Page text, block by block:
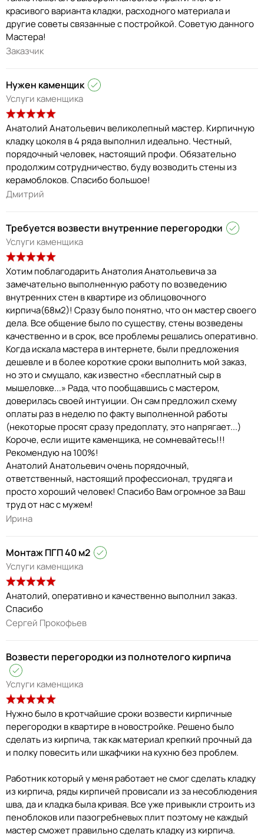
красивого варианта кладки, расходного материала и
другие советы связанные с постройкой. Советую данного
Мастера!
Заказчик
Нужен каменщик
Услуги каменщика
Анатолий Анатольевич великолепный мастер. Кирпичную
кладку цоколя в 4 ряда выполнил идеально. Честный,
порядочный человек, настоящий профи. Обязательно
продолжим сотрудничество, буду возводить стены из
керамоблоков. Спасибо большое!
Дмитрий
Требуется возвести внутренние перегородки
Услуги каменщика
Хотим поблагодарить Анатолия Анатольевича за
замечательно выполненную работу по возведению
внутренних стен в квартире из облицовочного
кирпича(68м2)! Сразу было понятно, что он мастер своего
дела. Все общение было по существу, стены возведены
качественно и в срок, все проблемы решались оперативно.
Когда искала мастера в интернете, были предложения
дешевле и в более короткие сроки выполнить мой заказ,
но это и смущало, как известно «бесплатный сыр в
мышеловке...» Рада, что пообщавшись с мастером,
доверилась своей интуиции. Он сам предложил схему
оплаты раз в неделю по факту выполненной работы
(некоторые просят сразу предоплату, это напрягает...)
Короче, если ищите каменщика, не сомневайтесь!!!
Рекомендую на 100%!
Анатолий Анатольевич очень порядочный,
ответственный, настоящий профессионал, трудяга и
просто хороший человек! Спасибо Вам огромное за Ваш
труд от нас с мужем!
Ирина
Монтаж ПГП 40 м2
Услуги каменщика
Анатолий, оперативно и качественно выполнил заказ.
Спасибо
Сергей Прокофьев
Возвести перегородки из полнотелого кирпича
Услуги каменщика
Нужно было в кротчайшие сроки возвести кирпичные
перегородки в квартире в новостройке. Решено было
сделать из кирпича, так как материал крепкий прочный да
и полку повесить или шкафчики на кухню без проблем.
Работник который у меня работает не смог сделать кладку
из кирпича, ряды кирпичей провисали из за несоблюдения
шва, да и кладка была кривая. Все уже привыкли строить из
пеноблоков или пазогребневых плит поэтому не каждый
мастер сможет правильно сделать кладку из кирпича.